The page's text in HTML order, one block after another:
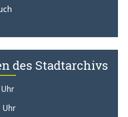
des Stadtarchivs
Uhr